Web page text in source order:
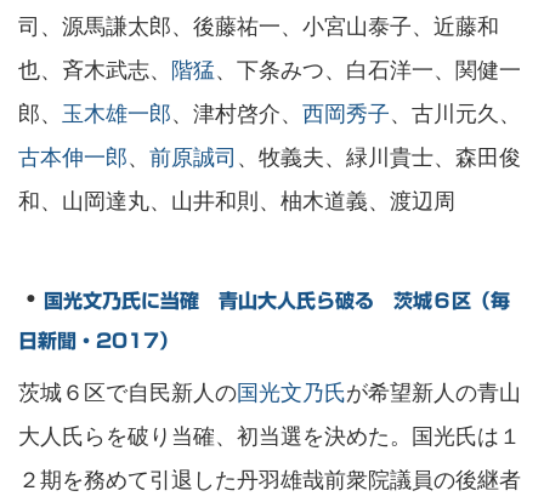
司、源馬謙太郎、後藤祐一、小宮山泰子、近藤和
也、斉木武志、 階猛、下条みつ、白石洋一、関健一
郎、 玉木雄一郎、津村啓介、 西岡秀子、古川元久、
古本伸一郎、 前原誠司 、牧義夫、緑川貴士、森田俊
和、山岡達丸、山井和則、柚木道義、渡辺周
・ 国光文乃氏に当確 青山大人氏ら破る 茨城６区（毎
日新聞・2017）
茨城６区で自民新人の国光文乃氏が希望新人の青山
大人氏らを破り当確、初当選を決めた。国光氏は１
２期を務めて引退した丹羽雄哉前衆院議員の後継者